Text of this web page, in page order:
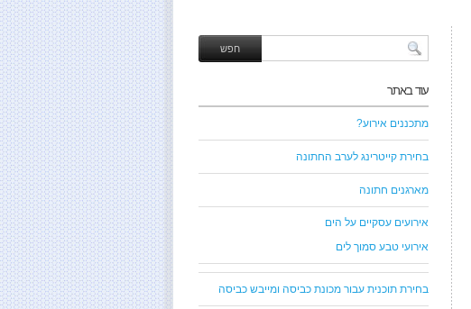
עוד באתר
מתכננים אירוע?
בחירת קייטרינג לערב החתונה
מארגנים חתונה
אירועים עסקיים על הים
אירועי טבע סמוך לים
בחירת תוכנית עבור מכונת כביסה ומייבש כביסה